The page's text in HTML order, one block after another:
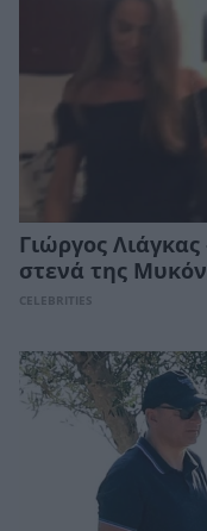
Γιώργος
στενά της
CELEBRITIES